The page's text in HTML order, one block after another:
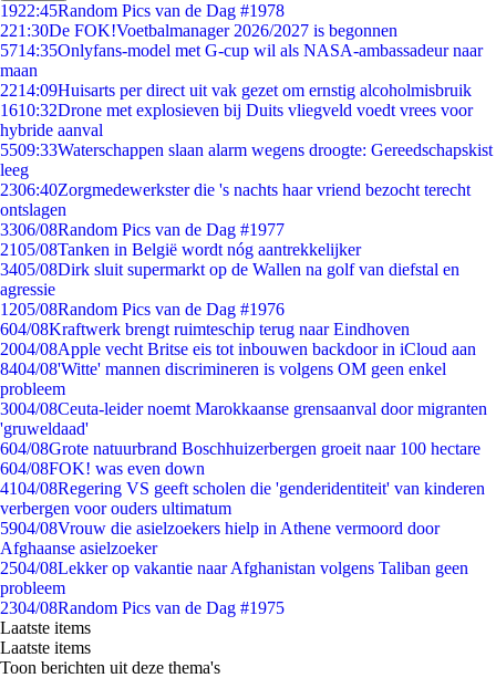
1922:45Random Pics van de Dag #1978
221:30De FOK!Voetbalmanager 2026/2027 is begonnen
5714:35Onlyfans-model met G-cup wil als NASA-ambassadeur naar
maan
2214:09Huisarts per direct uit vak gezet om ernstig alcoholmisbruik
1610:32Drone met explosieven bij Duits vliegveld voedt vrees voor
hybride aanval
5509:33Waterschappen slaan alarm wegens droogte: Gereedschapskist
leeg
2306:40Zorgmedewerkster die 's nachts haar vriend bezocht terecht
ontslagen
3306/08Random Pics van de Dag #1977
2105/08Tanken in België wordt nóg aantrekkelijker
3405/08Dirk sluit supermarkt op de Wallen na golf van diefstal en
agressie
1205/08Random Pics van de Dag #1976
604/08Kraftwerk brengt ruimteschip terug naar Eindhoven
2004/08Apple vecht Britse eis tot inbouwen backdoor in iCloud aan
8404/08'Witte' mannen discrimineren is volgens OM geen enkel
probleem
3004/08Ceuta-leider noemt Marokkaanse grensaanval door migranten
'gruweldaad'
604/08Grote natuurbrand Boschhuizerbergen groeit naar 100 hectare
604/08FOK! was even down
4104/08Regering VS geeft scholen die 'genderidentiteit' van kinderen
verbergen voor ouders ultimatum
5904/08Vrouw die asielzoekers hielp in Athene vermoord door
Afghaanse asielzoeker
2504/08Lekker op vakantie naar Afghanistan volgens Taliban geen
probleem
2304/08Random Pics van de Dag #1975
Laatste items
Laatste items
Toon berichten uit deze thema's